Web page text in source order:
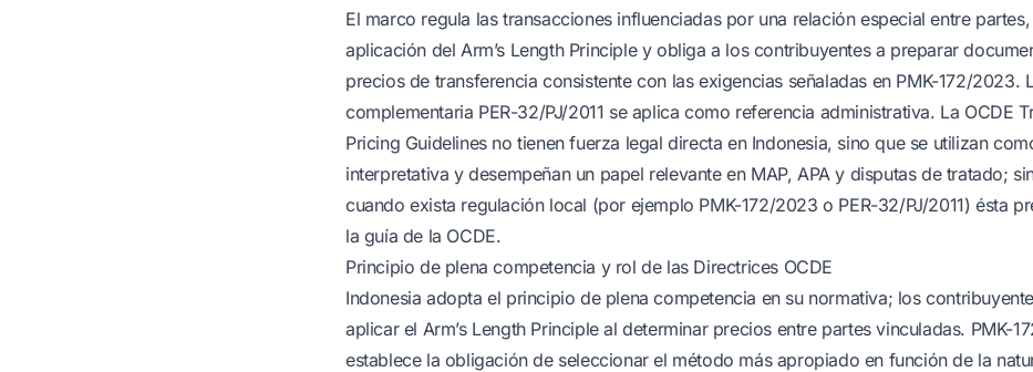
El marco regula las transacciones influenciadas por una relación especial entre
aplicación del Arm’s Length Principle y obliga a los contribuyentes a preparar
precios de transferencia consistente con las exigencias señaladas en PMK-172/2023.
complementaria PER-32/PJ/2011 se aplica como referencia administrativa. La OCDE
Pricing Guidelines no tienen fuerza legal directa en Indonesia, sino que se utilizan
interpretativa y desempeñan un papel relevante en MAP, APA y disputas de tratado;
cuando exista regulación local (por ejemplo PMK-172/2023 o PER-32/PJ/2011) ésta
la guía de la OCDE.
Principio de plena competencia y rol de las Directrices OCDE
Indonesia adopta el principio de plena competencia en su normativa; los
aplicar el Arm’s Length Principle al determinar precios entre partes vinculadas. PMK-
establece la obligación de seleccionar el método más apropiado en función de la